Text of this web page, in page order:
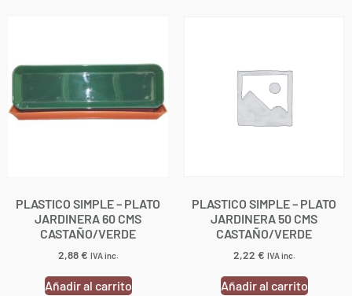
PLASTICO SIMPLE – PLATO
JARDINERA 60 CMS
CASTAÑO/VERDE
2,88€ IVA inc.
Añadir al carrito
PLASTICO SIMPLE – PLATO
JARDINERA 50 CMS
CASTAÑO/VERDE
2,22 € IVA inc.
Añadir al carrito